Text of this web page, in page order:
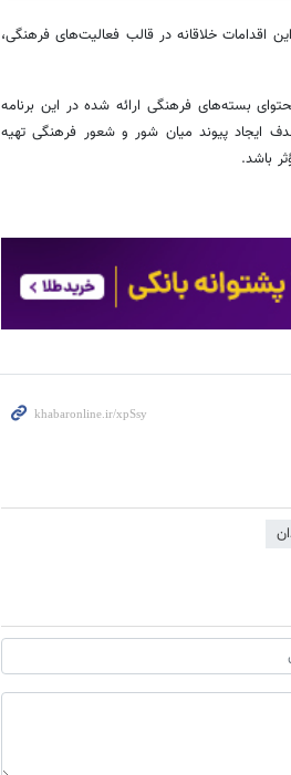
اقدامات خلاقانه در قالب فعالیت‌های فرهنگی،
بسته‌های فرهنگی ارائه شده در این برنامه
پیوند میان شور و شعور فرهنگی تهیه
باشد.